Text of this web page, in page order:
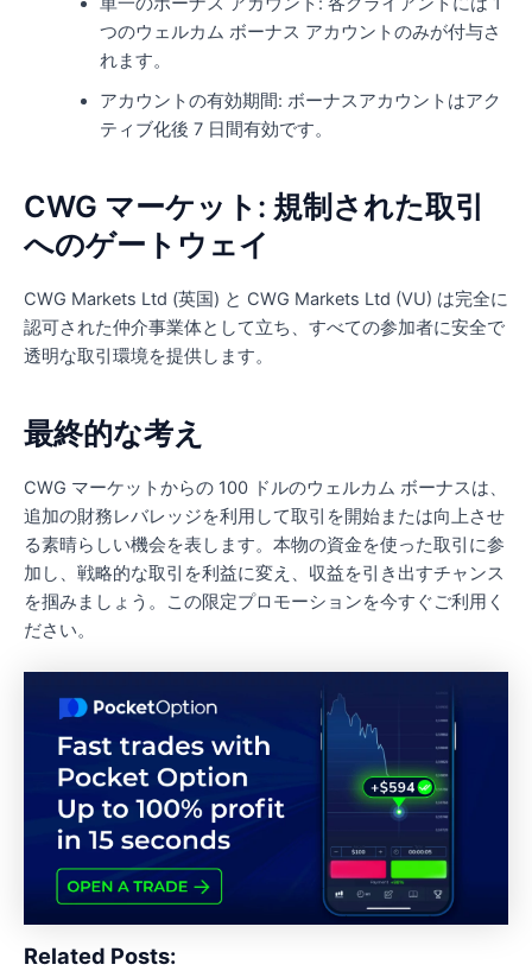
つのウェルカム ボーナス アカウントのみが付与さ
れます。
アカウントの有効期間: ボーナスアカウントはアク
ティブ化後 7 日間有効です。
CWG マーケット: 規制された取引
へのゲートウェイ
CWG Markets Ltd (英国) と CWG Markets Ltd (VU) は完全に
認可された仲介事業体として立ち、すべての参加者に安全で
透明な取引環境を提供します。
最終的な考え
CWG マーケットからの 100 ドルのウェルカム ボーナスは、
追加の財務レバレッジを利用して取引を開始または向上させ
る素晴らしい機会を表します。本物の資金を使った取引に参
加し、戦略的な取引を利益に変え、収益を引き出すチャンス
を掴みましょう。この限定プロモーションを今すぐご利用く
ださい。
Related Posts: